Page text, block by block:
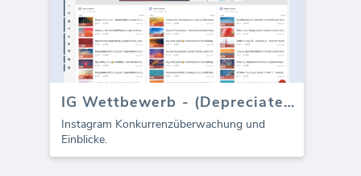
IG Wettbewerb - (Depreciated)
Instagram Konkurrenzüberwachung und
Einblicke.